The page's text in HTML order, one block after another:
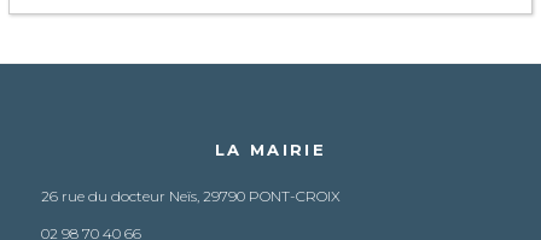
LA MAIRIE
26 rue du docteur Neïs, 29790 PONT-CROIX
02 98 70 40 66